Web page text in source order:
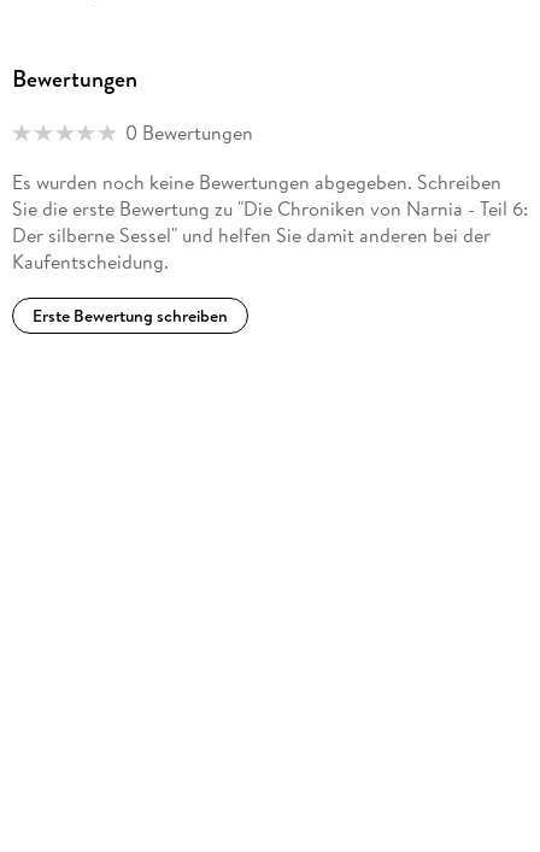
Bewertungen
0 Bewertungen
Es wurden noch keine Bewertungen abgegeben. Schreiben
Sie die erste Bewertung zu "Die Chroniken von Narnia - Teil 6:
Der silberne Sessel" und helfen Sie damit anderen bei der
Kaufentscheidung.
Erste Bewertung schreiben